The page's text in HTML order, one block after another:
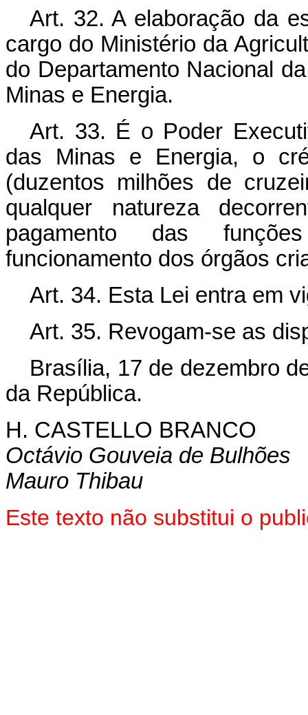
Art. 32. A elaboração da
cargo do Ministério da
do Departamento Nacional
Minas e Energia.
Art. 33. É o Poder
das Minas e Energia, o
(duzentos milhões de
qualquer natureza
pagamento das
funcionamento dos órgãos
Art. 34. Esta Lei entra em
Art. 35. Revogam-se as
Brasília, 17 de dezembro
da República.
H. CASTELLO BRANCO
Octávio Gouveia de Bulhões
Mauro Thibau
Este texto não substitui o